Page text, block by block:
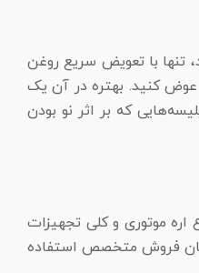
تنها با تعویض سریع روغن
عوض کنید. بهتره در آن یک
که بر اثر نو بودن
موتوری و کلی تجهیزات
فروش متخصص استفاده